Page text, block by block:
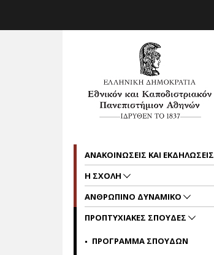
ΑΝΑΚΟΙΝΩΣΕΙΣ ΚΑΙ ΕΚΔΗΛΩΣΕΙΣ
Η ΣΧΟΛΗ
ΑΝΘΡΩΠΙΝΟ ΔΥΝΑΜΙΚΟ
ΠΡΟΠΤΥΧΙΑΚΕΣ ΣΠΟΥΔΕΣ
ΠΡΟΓΡΑΜΜΑ ΣΠΟΥΔΩΝ